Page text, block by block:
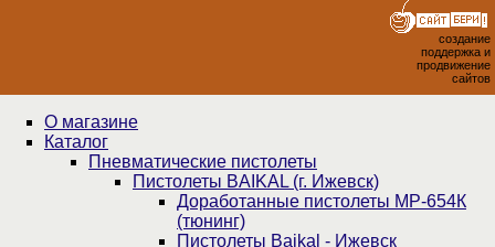
создание
поддержка и
продвижение
сайтов
О магазине
Каталог
Пнев­ма­ти­чес­кие пистолеты
Пистолеты BAIKAL (г. Ижевск)
Доработанные пистолеты МР-654К
(тюнинг)
Пистолеты Baikal - Ижевск